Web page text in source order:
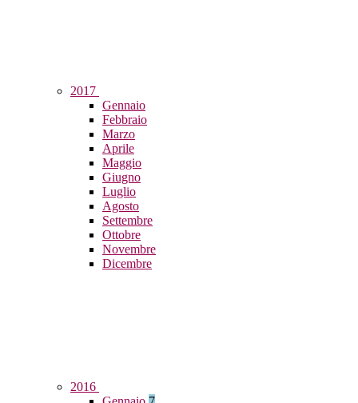
2017
Gennaio
Febbraio
Marzo
Aprile
Maggio
Giugno
Luglio
Agosto
Settembre
Ottobre
Novembre
Dicembre
2016